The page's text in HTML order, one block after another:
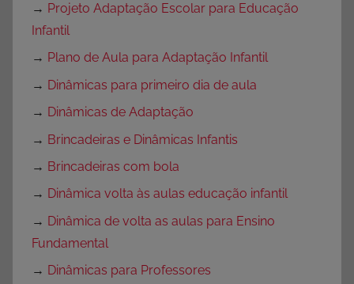
→ Projeto Adaptação Escolar para Educação
Infantil
→ Plano de Aula para Adaptação Infantil
→ Dinâmicas para primeiro dia de aula
→ Dinâmicas de Adaptação
→ Brincadeiras e Dinâmicas Infantis
→ Brincadeiras com bola
→ Dinâmica volta às aulas educação infantil
→ Dinâmica de volta as aulas para Ensino
Fundamental
→ Dinâmicas para Professores